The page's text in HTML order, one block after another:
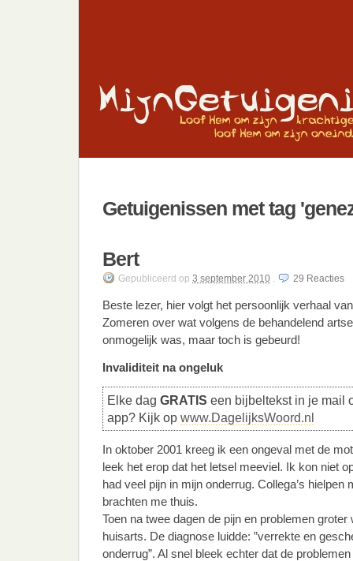
Getuigenissen met tag
Bert
Gepubliceerd op 3 september 2010 . 29 Reacties
Beste lezer, hier volgt het persoonlijk verhaal
Zomeren over wat volgens de behandelend
onmogelijk was, maar toch is gebeurd!
Invaliditeit na ongeluk
Elke dag GRATIS een bijbeltekst in je mail
app? Kijk op www.DagelijksWoord.nl
In oktober 2001 kreeg ik een ongeval met de
leek het erop dat het letsel meeviel. Ik kon niet
had veel pijn in mijn onderrug. Collega’s hielpen
brachten me thuis.
Toen na twee dagen de pijn en problemen
huisarts. De diagnose luidde: ”verrekte en
onderrug”. Al snel bleek echter dat de